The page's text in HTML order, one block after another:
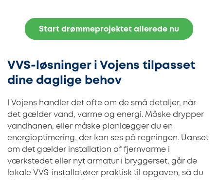
Start drømmeprojektet allerede nu
VVS-løsninger i Vojens tilpasset
dine daglige behov
I Vojens handler det ofte om de små detaljer, når
det gælder vand, varme og energi. Måske drypper
vandhanen, eller måske planlægger du en
energioptimering, der kan ses på regningen. Uanset
om det gælder installation af fjernvarme i
værkstedet eller nyt armatur i bryggerset, går de
lokale VVS-installatører praktisk til opgaven, så du